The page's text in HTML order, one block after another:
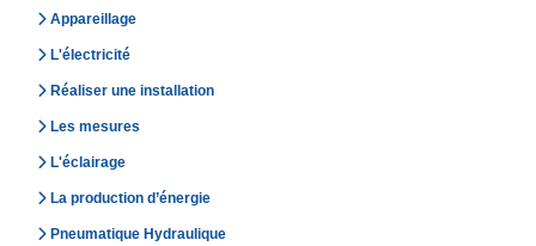
Appareillage
L'électricité
Réaliser une installation
Les mesures
L'éclairage
La production d’énergie
Pneumatique Hydraulique